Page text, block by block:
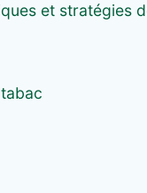
et stratégies